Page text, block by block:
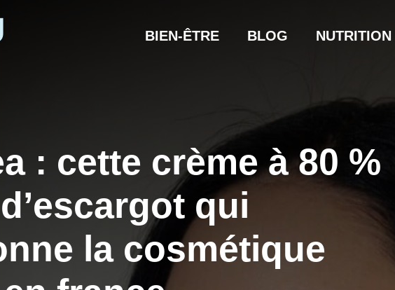
BIEN-ÊTRE BLOG NUTRITION
: cette crème à 80 %
qui
la cosmétique